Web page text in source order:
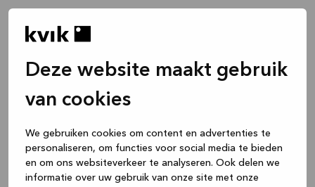
Deze website maakt gebruik
van cookies
We gebruiken cookies om content en advertenties te
personaliseren, om functies voor social media te bieden
en om ons websiteverkeer te analyseren. Ook delen we
informatie over uw gebruik van onze site met onze